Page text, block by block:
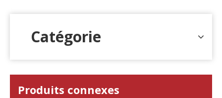
Catégorie
Produits connexes